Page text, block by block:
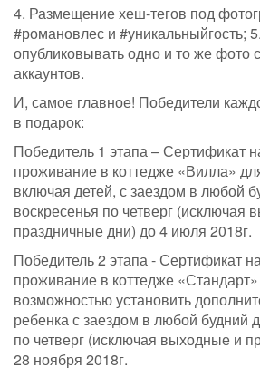
4. Размещение хеш-тегов под
#романовлес и #уникальныйгость;
опубликовывать одно и то же фото
аккаунтов.
И, самое главное! Победители
в подарок:
Победитель 1 этапа – Сертификат
проживание в коттедже «Вилла»
включая детей, с заездом в любой
воскресенья по четверг (исключая
праздничные дни) до 4 июля 2018г.
Победитель 2 этапа - Сертификат
проживание в коттедже
возможностью установить
ребенка с заездом в любой будний
по четверг (исключая выходные и
28 ноября 2018г.